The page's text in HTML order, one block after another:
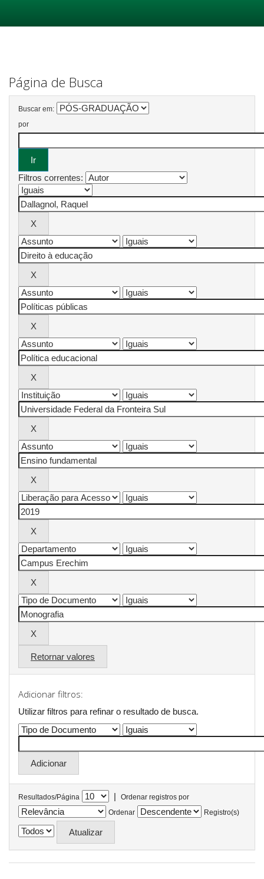
Página de Busca
Buscar em:
por
Filtros correntes:
Retornar valores
Adicionar filtros:
Utilizar filtros para refinar o resultado de busca.
Resultados/Página |
Ordenar registros por
Ordenar
Registro(s)